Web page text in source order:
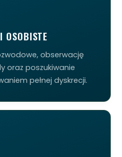
OSOBISTE
obserwację
oraz poszukiwanie
pełnej dyskrecji.